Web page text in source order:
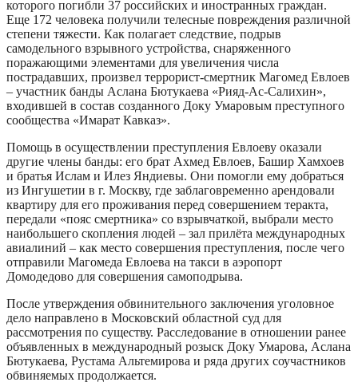
которого погибли 37 российских и иностранных граждан.
Еще 172 человека получили телесные повреждения различной
степени тяжести. Как полагает следствие, подрыв
самодельного взрывного устройства, снаряженного
поражающими элементами для увеличения числа
пострадавших, произвел террорист-смертник Магомед Евлоев
– участник банды Аслана Бютукаева «Рияд-Ас-Салихин»,
входившей в состав созданного Доку Умаровым преступного
сообщества «Имарат Кавказ».
Помощь в осуществлении преступления Евлоеву оказали
другие члены банды: его брат Ахмед Евлоев, Башир Хамхоев
и братья Ислам и Илез Яндиевы. Они помогли ему добраться
из Ингушетии в г. Москву, где заблаговременно арендовали
квартиру для его проживания перед совершением теракта,
передали «пояс смертника» со взрывчаткой, выбрали место
наибольшего скопления людей – зал прилёта международных
авиалиний – как место совершения преступления, после чего
отправили Магомеда Евлоева на такси в аэропорт
Домодедово для совершения самоподрыва.
После утверждения обвинительного заключения уголовное
дело направлено в Московский областной суд для
рассмотрения по существу. Расследование в отношении ранее
объявленных в международный розыск Доку Умарова, Аслана
Бютукаева, Рустама Альтемирова и ряда других соучастников
обвиняемых продолжается.